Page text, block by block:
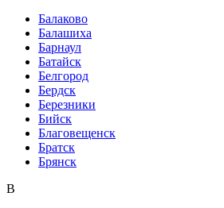
Балаково
Балашиха
Барнаул
Батайск
Белгород
Бердск
Березники
Бийск
Благовещенск
Братск
Брянск
В